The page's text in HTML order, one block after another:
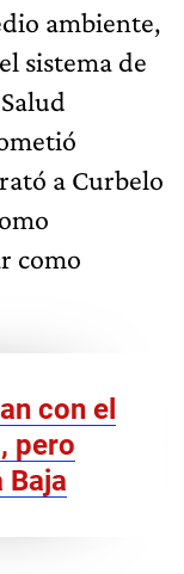
ambiente,
sistema de
a Curbelo
como
con el
pero
Baja